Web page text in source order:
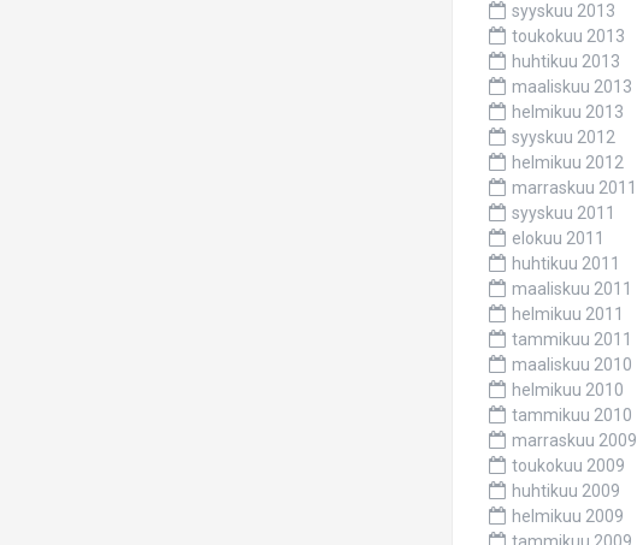
syyskuu 2013
toukokuu 2013
huhtikuu 2013
maaliskuu 2013
helmikuu 2013
syyskuu 2012
helmikuu 2012
marraskuu 2011
syyskuu 2011
elokuu 2011
huhtikuu 2011
maaliskuu 2011
helmikuu 2011
tammikuu 2011
maaliskuu 2010
helmikuu 2010
tammikuu 2010
marraskuu 2009
toukokuu 2009
huhtikuu 2009
helmikuu 2009